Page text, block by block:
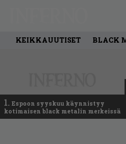
KEIKKAUUTISET BLACK
1. Espoon syyskuu käynnistyy
kotimaisen black metalin merkeissä